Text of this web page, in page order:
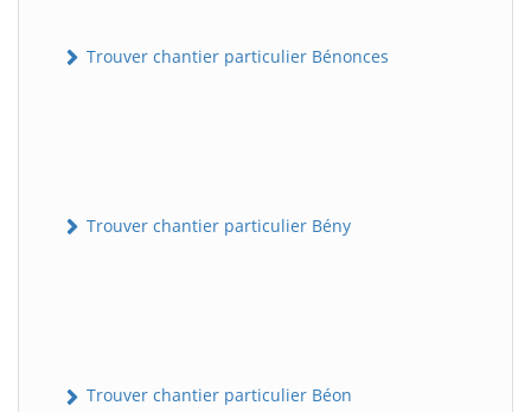
Trouver chantier particulier Bénonces
Trouver chantier particulier Bény
Trouver chantier particulier Béon